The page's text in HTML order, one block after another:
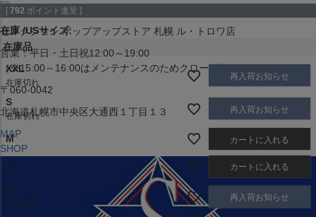
セレクション ポップアップストア 札幌 ル・トロワ店
営業：平日・土日祝12:00～19:00
（※15:00～16:00はメンテナンスのためクローズ）
〒060-0042
北海道札幌市中央区大通西１丁目１３
MAP
SHOP
[ 792 ポイント進呈 ]
在庫 USサイズ
在庫品
XXL
在庫切れ
再入荷お知らせ
S
在庫切れ
再入荷お知らせ
M カートに入れる
L カートに入れる
XL
在庫切れ
再入荷お知らせ